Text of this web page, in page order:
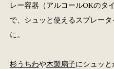
レー容器（アルコールOKのタ
で、シュッと使えるスプレー
に。
杉うちわや木製扇子にシュッと